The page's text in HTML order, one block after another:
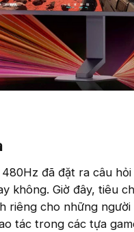
đã đặt ra câu
không. Giờ đây, tiêu
riêng cho những
tác trong các tựa